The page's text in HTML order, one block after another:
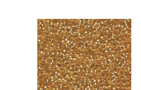
טווח
מחירים:
עד
למוצר
זה
יש
מספר
סוגים.
ניתן